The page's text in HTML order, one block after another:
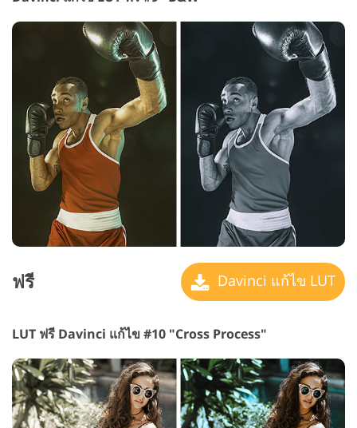
ฟรี Davinci แก้ไข LUT
LUT ฟรี Davinci แก้ไข #10 "Cross Process"